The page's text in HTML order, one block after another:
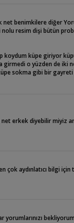
benimkilere diğer
resim dişi bütün
koydum küpe giriyor
o yüzden de iki
sokma gibi bir
erkek diyebilir miyiz
aydınlatıcı bilgi